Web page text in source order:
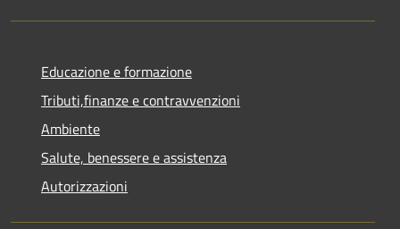
Educazione e formazione
Tributi,finanze e contravvenzioni
Ambiente
Salute, benessere e assistenza
Autorizzazioni